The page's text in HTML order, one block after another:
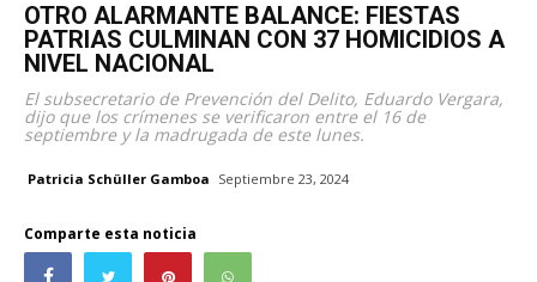
OTRO ALARMANTE BALANCE: FIESTAS
PATRIAS CULMINAN CON 37 HOMICIDIOS A
NIVEL NACIONAL
El subsecretario de Prevención del Delito, Eduardo Vergara,
dijo que los crímenes se verificaron entre el 16 de
septiembre y la madrugada de este lunes.
Patricia Schüller Gamboa Septiembre 23, 2024
Comparte esta noticia